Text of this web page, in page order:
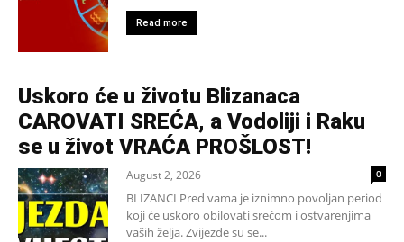
Read more
Uskoro će u životu Blizanaca
CAROVATI SREĆA, a Vodoliji i Raku
se u život VRAĆA PROŠLOST!
August 2, 2026 0
BLIZANCI Pred vama je iznimno povoljan period
koji će uskoro obilovati srećom i ostvarenjima
vaših želja. Zvijezde su se...